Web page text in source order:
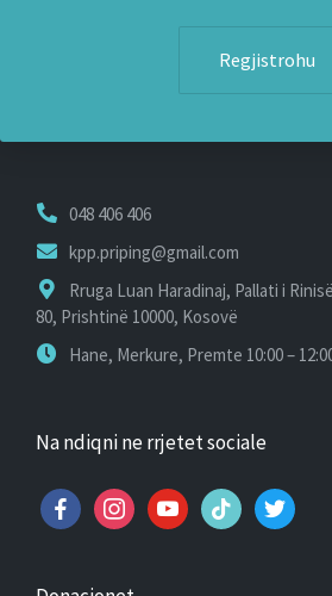
Regjistrohu
048 406 406
kpp.priping@gmail.com
Rruga Luan Haradinaj, Pallati i
80, Prishtinë 10000, Kosovë
Hane, Merkure, Premte 10:00 –
Na ndiqni ne rrjetet sociale
facebookinstagramyoutubetiktok twitter